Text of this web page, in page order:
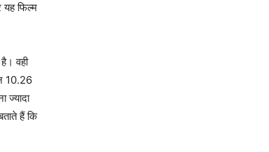
यह फिल्म
वही
10.26
ज्यादा
हैं कि